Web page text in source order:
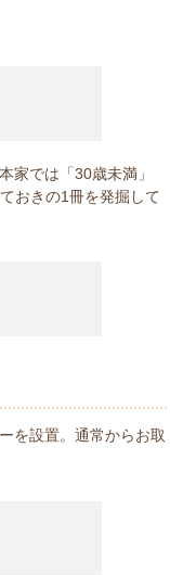
家では「30歳未満」
おきの1冊を発掘して
を設置。通常からお取